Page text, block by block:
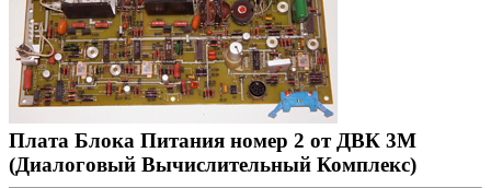
Плата Блока Питания номер 2 от ДВК 3М
(Диалоговый Вычислительный Комплекс)